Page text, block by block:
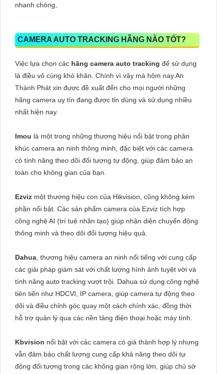
nhanh chóng,
CAMERA AUTO TRACKING HÃNG NÀO TỐT?
Việc lựa chọn các hãng camera auto tracking để sử dụng
là điều vô cùng khó khăn. Chính vì vậy mà hôm nay An
Thành Phát xin được đề xuất đến cho mọi người những
hãng camera uy tín đang được tin dùng và sử dụng nhiều
nhất hiện nay.
Imou là một trong những thương hiệu nổi bật trong phân
khúc camera an ninh thông minh, đặc biệt với các camera
có tính năng theo dõi đối tượng tự động, giúp đảm bảo an
toàn cho không gian của bạn.
Ezviz một thương hiệu con của Hikvision, cũng không kém
phần nổi bật. Các sản phẩm camera của Ezviz tích hợp
công nghệ AI (trí tuệ nhân tạo) giúp nhận diện chuyển động
thông minh và theo dõi đối tượng hiệu quả.
Dahua , thương hiệu camera an ninh nổi tiếng với cung cấp
các giải pháp giám sát với chất lượng hình ảnh tuyệt vời và
tính năng auto tracking vượt trội. Dahua sử dụng công nghệ
tiên tiến như HDCVI, IP camera, giúp camera tự động theo
dõi và điều chỉnh góc quay một cách chính xác, đồng thời
hỗ trợ quản lý qua các nền tảng điện thoại hoặc máy tính.
Kbvision nổi bật với các camera có giá thành hợp lý nhưng
vẫn đảm bảo chất lượng cung cấp khả năng theo dõi tự
động đối tượng trong các không gian rộng lớn, giúp chủ sở